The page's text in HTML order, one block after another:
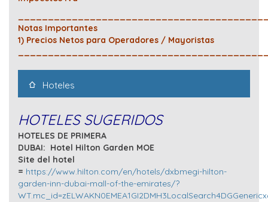
Notas Importantes
1) Precios Netos para Operadores / Mayoristas
Hoteles
HOTELES SUGERIDOS
HOTELES DE PRIMERA
DUBAI: Hotel Hilton Garden MOE
Site del hotel
= https://www.hilton.com/en/hotels/dxbmegi-hilton-
garden-inn-dubai-mall-of-the-emirates/?